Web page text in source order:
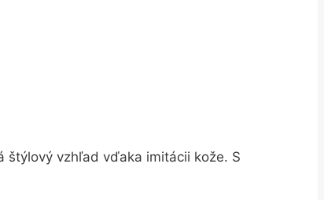
štýlový vzhľad vďaka imitácii kože. S